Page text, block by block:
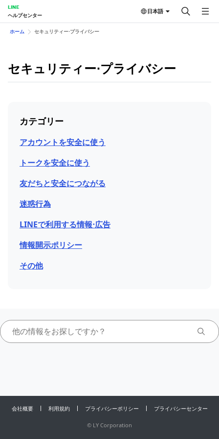
LINE
ヘルプセンター
日本語
ホーム セキュリティー⋅プライバシー
セキュリティー⋅プライバシー
カテゴリー
アカウントを安全に使う
トークを安全に使う
友だちと安全につながる
迷惑行為
LINEで利用する情報⋅広告
情報開示ポリシー
その他
会社概要 利用規約 プライバシーポリシー プライバシーセンター
© LY Corporation